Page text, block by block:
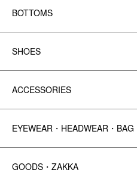
BOTTOMS
SHOES
ACCESSORIES
EYEWEAR・HEADWEAR・BAG
GOODS・ZAKKA